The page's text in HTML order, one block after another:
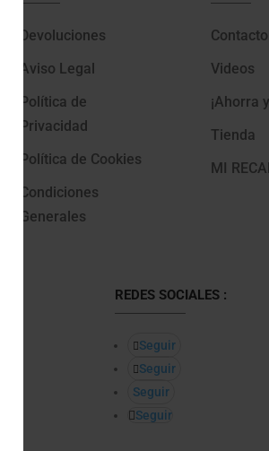
Devoluciones
Aviso Legal
Política de
Privacidad
Política de Cookies
Condiciones
Generales
Contacto
Videos
¡Ahorra
Tienda
MI
REDES SOCIALES :
Seguir
Seguir
Seguir
Seguir